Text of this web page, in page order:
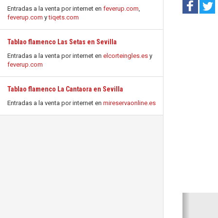
Entradas a la venta por internet en feverup.com,
feverup.com ytiqets.com
Tablao flamenco Las Setas en Sevilla
Entradas a la venta por internet en elcorteingles.es y
feverup.com
Tablao flamenco La Cantaora en Sevilla
Entradas a la venta por internet en mireservaonline.es